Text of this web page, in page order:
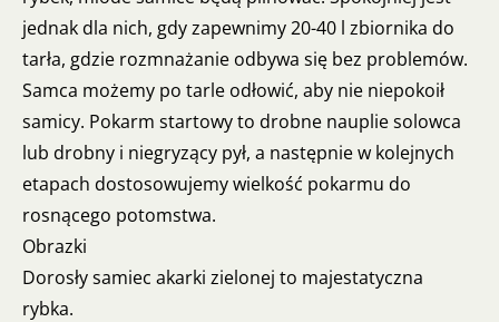
jednak dla nich, gdy zapewnimy 20-40 l zbiornika do
tarła, gdzie rozmnażanie odbywa się bez problemów.
Samca możemy po tarle odłowić, aby nie niepokoił
samicy. Pokarm startowy to drobne nauplie solowca
lub drobny i niegryzący pył, a następnie w kolejnych
etapach dostosowujemy wielkość pokarmu do
rosnącego potomstwa.
Obrazki
Dorosły samiec akarki zielonej to majestatyczna
rybka.